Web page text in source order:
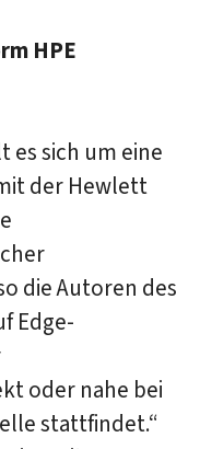
HPE
es sich um eine
der Hewlett
die Autoren des
Edge-
oder nahe bei
stattfindet.“